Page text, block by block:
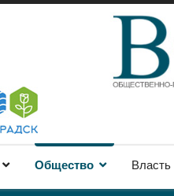
Общество Власть